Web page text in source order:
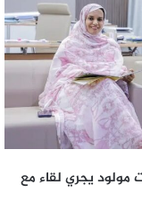
مولود يجري لقاء مع